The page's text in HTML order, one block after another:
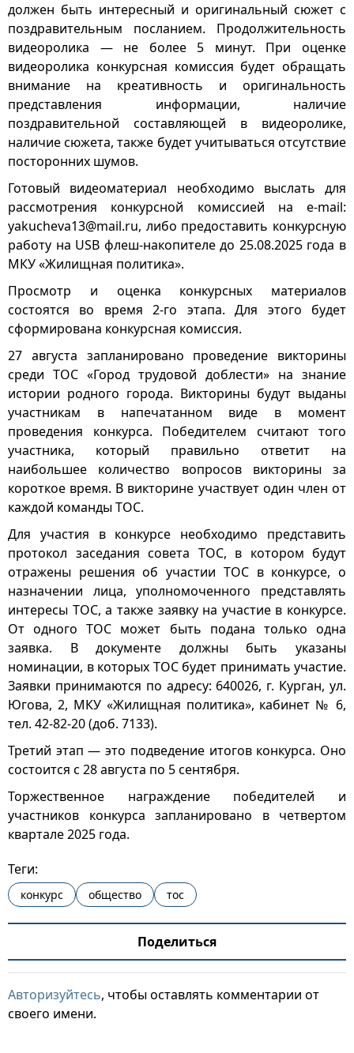
должен быть интересный и оригинальный сюжет с
поздравительным посланием. Продолжительность
видеоролика — не более 5 минут. При оценке
видеоролика конкурсная комиссия будет обращать
внимание на креативность и оригинальность
представления информации, наличие
поздравительной составляющей в видеоролике,
наличие сюжета, также будет учитываться отсутствие
посторонних шумов.
Готовый видеоматериал необходимо выслать для
рассмотрения конкурсной комиссией на e-mail:
yakuсheva13@mail.ru, либо предоставить конкурсную
работу на USB флеш-накопителе до 25.08.2025 года в
МКУ «Жилищная политика».
Просмотр и оценка конкурсных материалов
состоятся во время 2-го этапа. Для этого будет
сформирована конкурсная комиссия.
27 августа запланировано проведение викторины
среди ТОС «Город трудовой доблести» на знание
истории родного города. Викторины будут выданы
участникам в напечатанном виде в момент
проведения конкурса. Победителем считают того
участника, который правильно ответит на
наибольшее количество вопросов викторины за
короткое время. В викторине участвует один член от
каждой команды ТОС.
Для участия в конкурсе необходимо представить
протокол заседания совета ТОС, в котором будут
отражены решения об участии ТОС в конкурсе, о
назначении лица, уполномоченного представлять
интересы ТОС, а также заявку на участие в конкурсе.
От одного ТОС может быть подана только одна
заявка. В документе должны быть указаны
номинации, в которых ТОС будет принимать участие.
Заявки принимаются по адресу: 640026, г. Курган, ул.
Югова, 2, МКУ «Жилищная политика», кабинет № 6,
тел. 42-82-20 (доб. 7133).
Третий этап — это подведение итогов конкурса. Оно
состоится с 28 августа по 5 сентября.
Торжественное награждение победителей и
участников конкурса запланировано в четвертом
квартале 2025 года.
Теги:
конкурс общество тос
Поделиться
Авторизуйтесь, чтобы оставлять комментарии от
своего имени.